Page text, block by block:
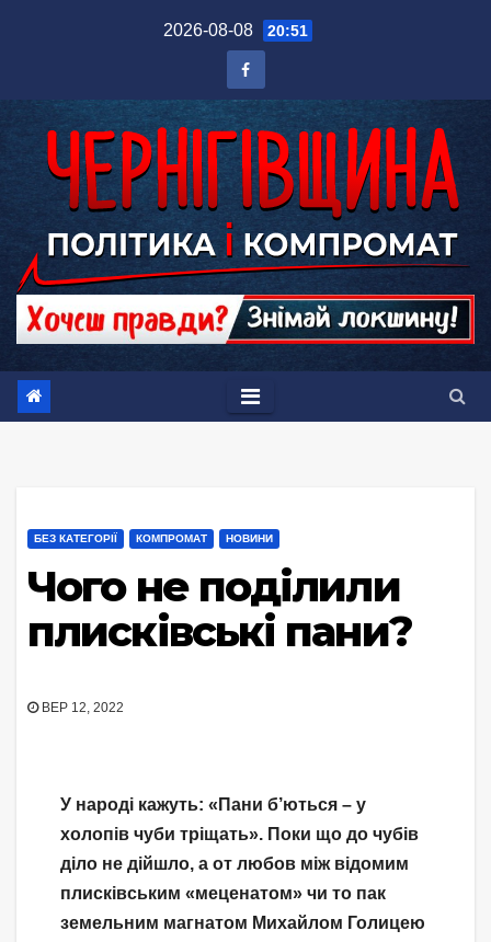
2026-08-08 20:51
БЕЗ КАТЕГОРІЇ КОМПРОМАТ НОВИНИ
Чого не поділили
плисківські пани?
ВЕР 12, 2022
У народі кажуть: «Пани б’ються – у
холопів чуби тріщать». Поки що до чубів
діло не дійшло, а от любов між відомим
плисківським «меценатом» чи то пак
земельним магнатом Михайлом Голицею